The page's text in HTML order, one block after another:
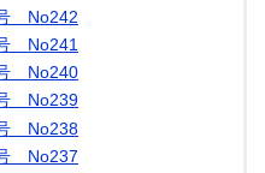
号 No242
No241
号 No240
号 No239
号 No238
号 No237